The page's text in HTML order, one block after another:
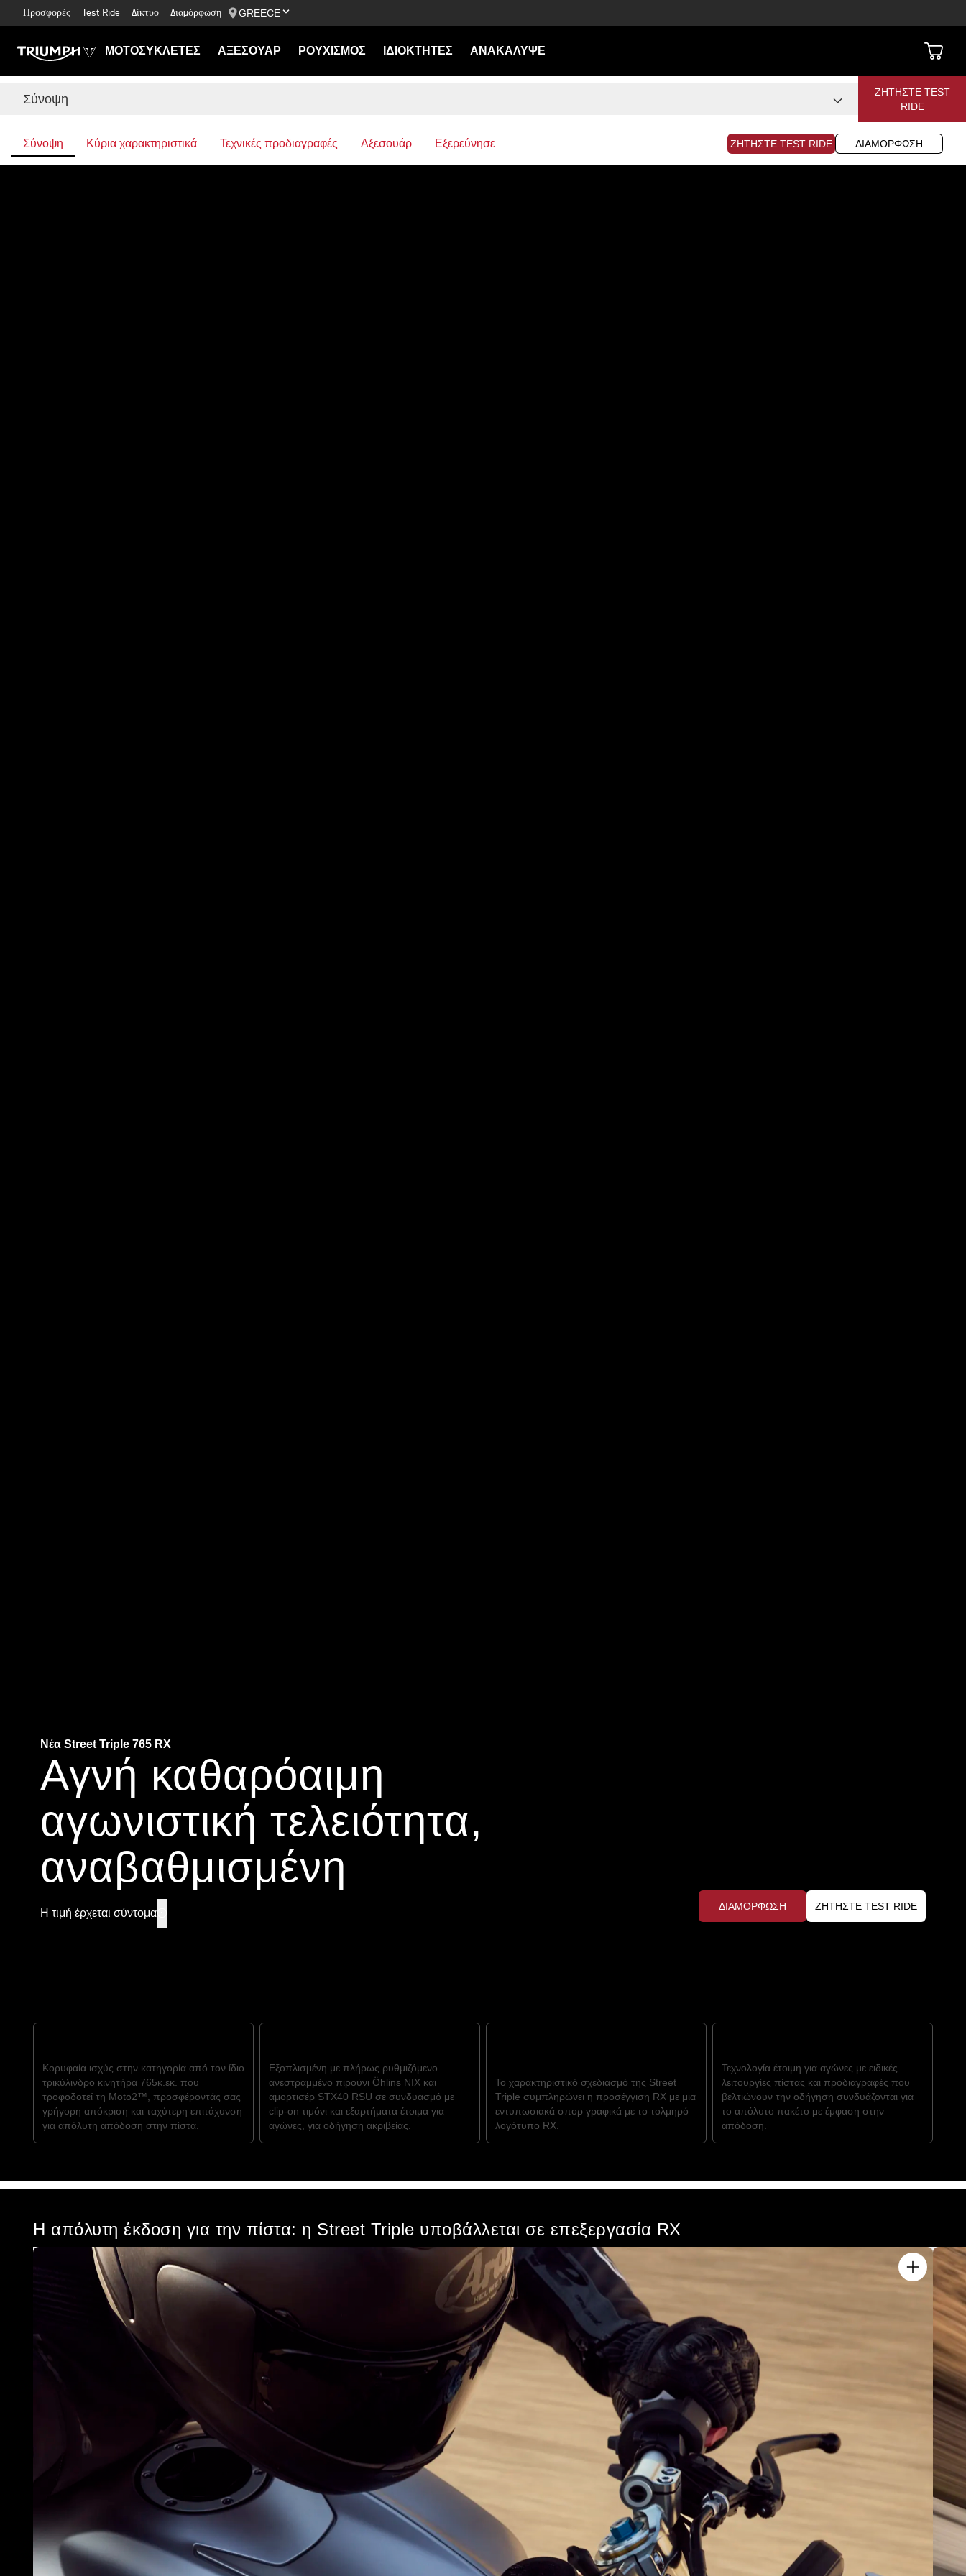
Προσφορές Test Ride Δίκτυο Διαμόρφωση GREECE
ΜΟΤΟΣΥΚΛΕΤΕΣ ΑΞΕΣΟΥΑΡ ΡΟΥΧΙΣΜΟΣ ΙΔΙΟΚΤΗΤΕΣ ΑΝΑΚΑΛΥΨΕ
Σύνοψη
ΖΗΤΉΣΤΕ TEST
RIDE
Σύνοψη Κύρια χαρακτηριστικά Τεχνικές προδιαγραφές Αξεσουάρ Εξερεύνησε ΖΗΤΉΣΤΕ TEST RIDE ΔΙΑΜΌΡΦΩΣΗ
Νέα Street Triple 765 RX
Αγνή καθαρόαιμη
αγωνιστική τελειότητα,
αναβαθμισμένη
Η τιμή έρχεται σύντομα
ΔΙΑΜΌΡΦΩΣΗ ΖΗΤΉΣΤΕ TEST RIDE
Κορυφαία ισχύς στην κατηγορία από τον ίδιο
τρικύλινδρο κινητήρα 765κ.εκ. που
τροφοδοτεί τη Moto2™, προσφέροντάς σας
γρήγορη απόκριση και ταχύτερη επιτάχυνση
για απόλυτη απόδοση στην πίστα.
Εξοπλισμένη με πλήρως ρυθμιζόμενο
ανεστραμμένο πιρούνι Öhlins NIX και
αμορτισέρ STX40 RSU σε συνδυασμό με
clip-on τιμόνι και εξαρτήματα έτοιμα για
αγώνες, για οδήγηση ακριβείας.
Το χαρακτηριστικό σχεδιασμό της Street
Triple συμπληρώνει η προσέγγιση RX με μια
εντυπωσιακά σπορ γραφικά με το τολμηρό
λογότυπο RX.
Τεχνολογία έτοιμη για αγώνες με ειδικές
λειτουργίες πίστας και προδιαγραφές που
βελτιώνουν την οδήγηση συνδυάζονται για
το απόλυτο πακέτο με έμφαση στην
απόδοση.
Η απόλυτη έκδοση για την πίστα: η Street Triple υποβάλλεται σε επεξεργασία RX